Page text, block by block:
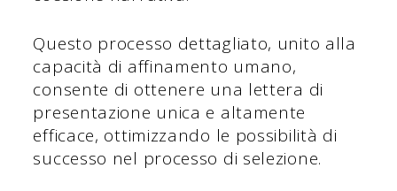
Questo processo dettagliato, unito alla
capacità di affinamento umano,
consente di ottenere una lettera di
presentazione unica e altamente
efficace, ottimizzando le possibilità di
successo nel processo di selezione.